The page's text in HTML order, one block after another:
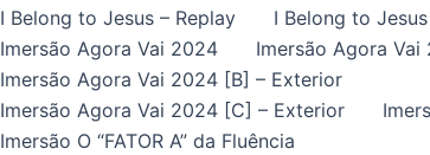
I Belong to Jesus – Replay
I Belong to
Imersão Agora Vai 2024
Imersão Agora Vai
Imersão Agora Vai 2024 [B] – Exterior
Imersão Agora Vai 2024 [C] – Exterior
Imersão O “FATOR A” da Fluência